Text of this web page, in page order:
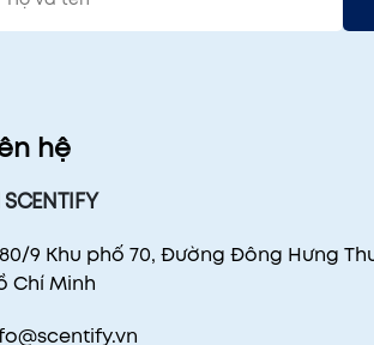
hệ
9 Khu phố 70, Đường Đông Hưng
Chí Minh